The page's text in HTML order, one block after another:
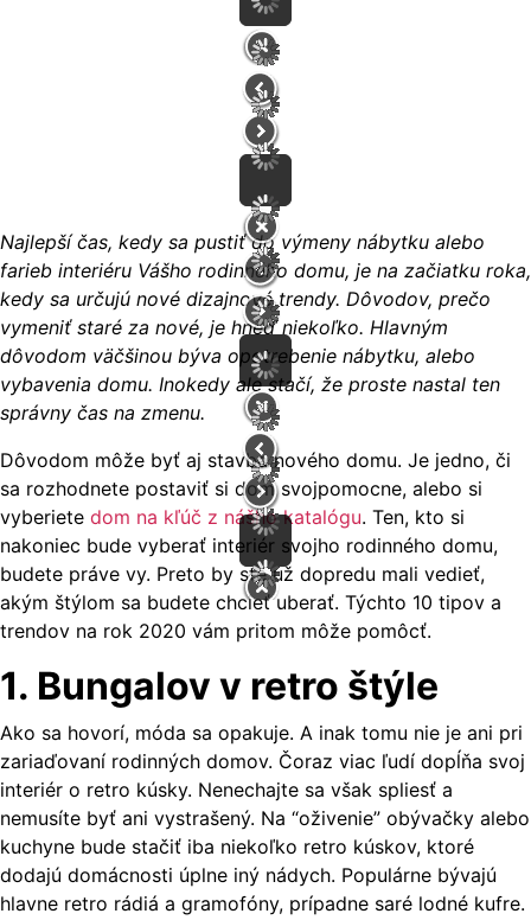
Najlepší čas, kedy sa pustiť do výmeny nábytku alebo
farieb interiéru Vášho rodinného domu, je na začiatku roka,
kedy sa určujú nové dizajnové trendy. Dôvodov, prečo
vymeniť staré za nové, je hneď niekoľko. Hlavným
dôvodom väčšinou býva opotrebenie nábytku, alebo
vybavenia domu. Inokedy ale stačí, že proste nastal ten
správny čas na zmenu.
Dôvodom môže byť aj stavba nového domu. Je jedno, či
sa rozhodnete postaviť si dom svojpomocne, alebo si
vyberiete dom na kľúč z nášho katalógu. Ten, kto si
nakoniec bude vyberať interiér svojho rodinného domu,
budete práve vy. Preto by ste už dopredu mali vedieť,
akým štýlom sa budete chcieť uberať. Týchto 10 tipov a
trendov na rok 2020 vám pritom môže pomôcť.
1. Bungalov v retro štýle
Ako sa hovorí, móda sa opakuje. A inak tomu nie je ani pri
zariaďovaní rodinných domov. Čoraz viac ľudí dopĺňa svoj
interiér o retro kúsky. Nenechajte sa však spliesť a
nemusíte byť ani vystrašený. Na “oživenie” obývačky alebo
kuchyne bude stačiť iba niekoľko retro kúskov, ktoré
dodajú domácnosti úplne iný nádych. Populárne bývajú
hlavne retro rádiá a gramofóny, prípadne saré lodné kufre.